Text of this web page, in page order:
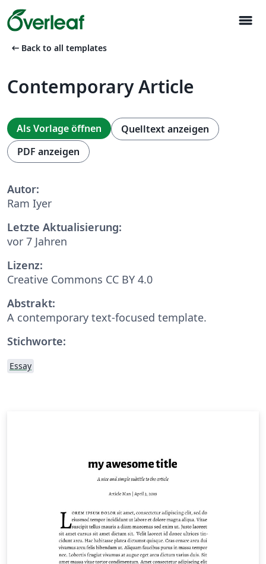
menu
arrow_left_alt Back to all templates
Contemporary Article
Als Vorlage öffnen
Quelltext anzeigen
PDF anzeigen
Autor:
Ram Iyer
Letzte Aktualisierung:
vor 7 Jahren
Lizenz:
Creative Commons CC BY 4.0
Abstrakt:
A contemporary text-focused template.
Stichworte:
Essay